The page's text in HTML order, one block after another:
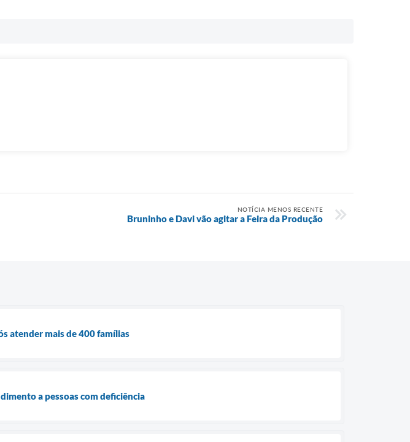
NOTÍCIA MENOS RECENTE
Bruninho e Davi vão agitar a Feira da Produção
atender mais de 400 famílias
a pessoas com deficiência